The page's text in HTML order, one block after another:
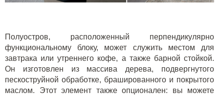
Полуостров, расположенный перпендикулярно
функциональному блоку, может служить местом для
завтрака или утреннего кофе, а также барной стойкой.
Он изготовлен из массива дерева, подвергнутого
пескоструйной обработке, брашированного и покрытого
маслом. Этот элемент также опционален: вы можете